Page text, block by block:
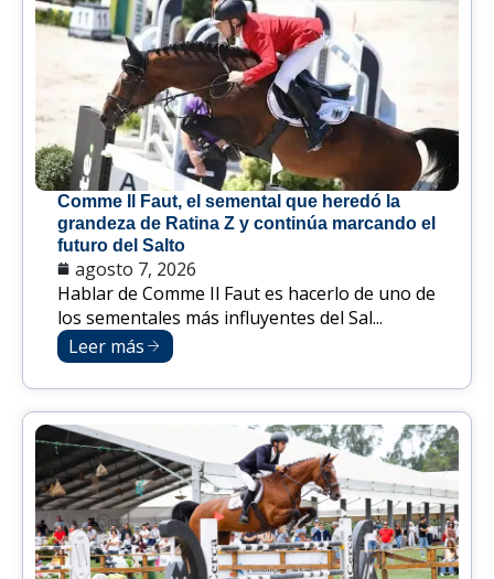
Comme Il Faut, el semental que heredó la
grandeza de Ratina Z y continúa marcando el
futuro del Salto
agosto 7, 2026
Hablar de Comme Il Faut es hacerlo de uno de
los sementales más influyentes del Sal...
Leer más